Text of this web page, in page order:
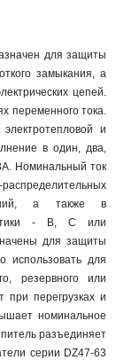
для защиты
замыкания, а
цепей.
переменного тока.
и
в один, два,
Номинальный ток
а также в
- В, С или
для защиты
использовать для
резервного или
при перегрузках и
номинальное
разъединяет
серии DZ47-63